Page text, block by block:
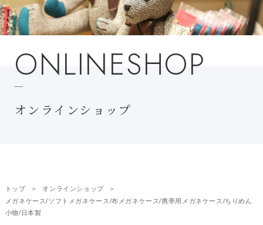
ONLINESHOP
オンラインショップ
トップ
オンラインショップ
メガネケース/ソフトメガネケース/布メガネケース/携帯用メガネケース/ちりめん
小物/日本製